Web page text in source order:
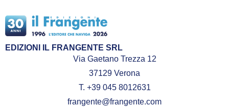
EDIZIONI IL FRANGENTE SRL
Via Gaetano Trezza 12
37129 Verona
T. +39 045 8012631
frangente@frangente.com